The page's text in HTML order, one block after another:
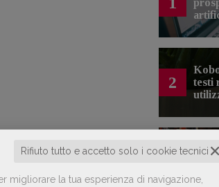
✕
Rifiuto tutto e accetto solo i cookie tecnici
migliorare la tua esperienza di navigazione,
2
testi
libri